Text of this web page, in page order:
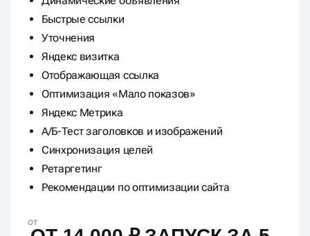
От 2х креативов на ключевую фразу
Динамические объявления
Быстрые ссылки
Уточнения
Яндекс визитка
Отображающая ссылка
Оптимизация «Мало показов»
Яндекс Метрика
А/Б-Тест заголовков и изображений
Синхронизация целей
Ретаргетинг